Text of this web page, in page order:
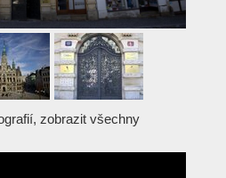
zobrazit všechny